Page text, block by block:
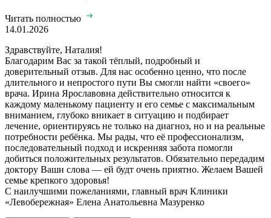
Читать полностью
14.01.2026
Здравствуйте, Наталия!
Благодарим Вас за такой тёплый, подробный и
доверительный отзыв. Для нас особенно ценно, что после
длительного и непростого пути Вы смогли найти «своего»
врача. Ирина Ярославовна действительно относится к
каждому маленькому пациенту и его семье с максимальным
вниманием, глубоко вникает в ситуацию и подбирает
лечение, ориентируясь не только на диагноз, но и на реальные
потребности ребёнка. Мы рады, что её профессионализм,
последовательный подход и искренняя забота помогли
добиться положительных результатов. Обязательно передадим
доктору Ваши слова — ей будт очень приятно. Желаем Вашей
семье крепкого здоровья!
С наилучшими пожеланиями, главный врач Клиники
«Левобережная» Елена Анатольевна Мазуренко